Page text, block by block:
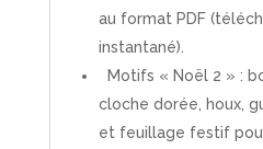
au format PDF
instantané).
Motifs « Noël 2 » :
cloche dorée, houx,
et feuillage festif